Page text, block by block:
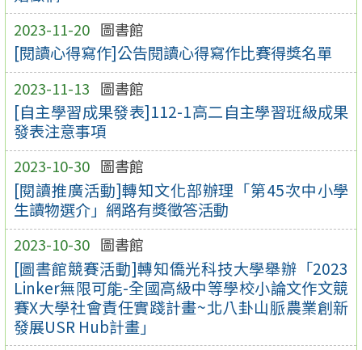
2023-11-20 圖書館
[閱讀心得寫作]公告閱讀心得寫作比賽得獎名單
2023-11-13 圖書館
[自主學習成果發表]112-1高二自主學習班級成果
發表注意事項
2023-10-30 圖書館
[閱讀推廣活動]轉知文化部辦理「第45次中小學
生讀物選介」網路有獎徵答活動
2023-10-30 圖書館
[圖書館競賽活動]轉知僑光科技大學舉辦「2023
Linker無限可能-全國高級中等學校小論文作文競
賽X大學社會責任實踐計畫~北八卦山脈農業創新
發展USR Hub計畫」